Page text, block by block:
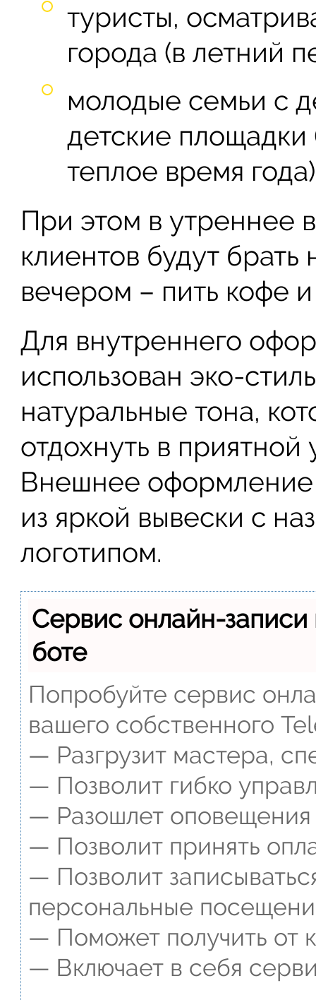
туристы,
города (в летний
молодые семьи с
детские
теплое время
При этом в утреннее
клиентов будут
вечером – пить кофе
Для внутреннего
использован эко-
натуральные тона,
отдохнуть в
Внешнее оформление
из яркой вывески с
логотипом.
Сервис онлайн-
боте
Попробуйте сервис
вашего собственного
— Разгрузит мастера,
— Позволит гибко
— Разошлет оповещения
— Позволит принять
— Позволит
персональные
— Поможет получить от
— Включает в себя